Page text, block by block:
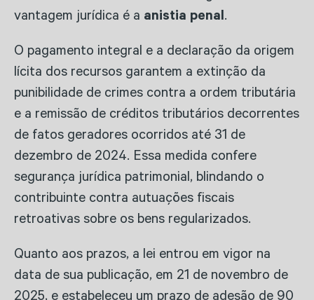
vantagem jurídica é a anistia penal.
O pagamento integral e a declaração da origem
lícita dos recursos garantem a extinção da
punibilidade de crimes contra a ordem tributária
e a remissão de créditos tributários decorrentes
de fatos geradores ocorridos até 31 de
dezembro de 2024. Essa medida confere
segurança jurídica patrimonial, blindando o
contribuinte contra autuações fiscais
retroativas sobre os bens regularizados.
Quanto aos prazos, a lei entrou em vigor na
data de sua publicação, em 21 de novembro de